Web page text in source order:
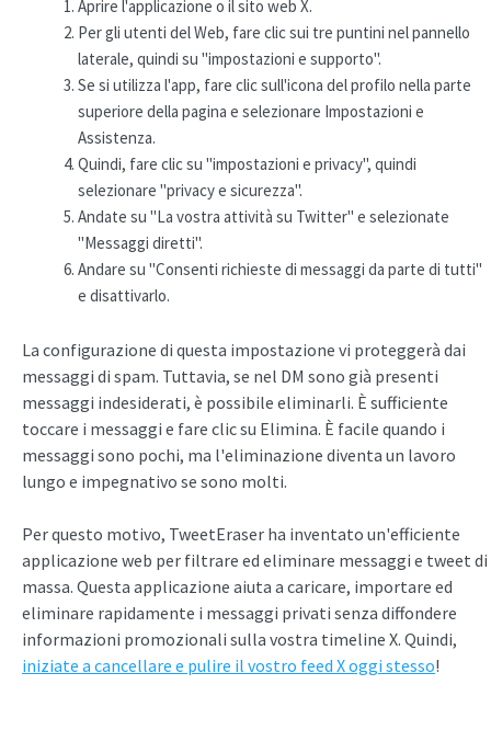
Aprire l'applicazione o il sito web X.
Per gli utenti del Web, fare clic sui tre puntini nel pannello
laterale, quindi su "impostazioni e supporto".
Se si utilizza l'app, fare clic sull'icona del profilo nella parte
superiore della pagina e selezionare Impostazioni e
Assistenza.
Quindi, fare clic su "impostazioni e privacy", quindi
selezionare "privacy e sicurezza".
Andate su "La vostra attività su Twitter" e selezionate
"Messaggi diretti".
Andare su "Consenti richieste di messaggi da parte di tutti"
e disattivarlo.
La configurazione di questa impostazione vi proteggerà dai
messaggi di spam. Tuttavia, se nel DM sono già presenti
messaggi indesiderati, è possibile eliminarli. È sufficiente
toccare i messaggi e fare clic su Elimina. È facile quando i
messaggi sono pochi, ma l'eliminazione diventa un lavoro
lungo e impegnativo se sono molti.
Per questo motivo, TweetEraser ha inventato un'efficiente
applicazione web per filtrare ed eliminare messaggi e tweet di
massa. Questa applicazione aiuta a caricare, importare ed
eliminare rapidamente i messaggi privati senza diffondere
informazioni promozionali sulla vostra timeline X. Quindi,
iniziate a cancellare e pulire il vostro feed X oggi stesso!